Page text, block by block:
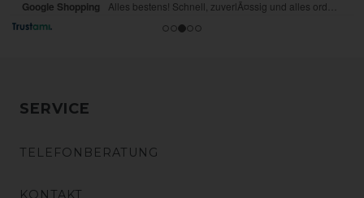
SERVICE
TELEFONBERATUNG
KONTAKT